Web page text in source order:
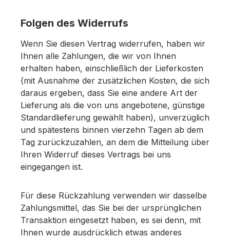
Folgen des Widerrufs
Wenn Sie diesen Vertrag widerrufen, haben wir
Ihnen alle Zahlungen, die wir von Ihnen
erhalten haben, einschließlich der Lieferkosten
(mit Ausnahme der zusätzlichen Kosten, die sich
daraus ergeben, dass Sie eine andere Art der
Lieferung als die von uns angebotene, günstige
Standardlieferung gewählt haben), unverzüglich
und spätestens binnen vierzehn Tagen ab dem
Tag zurückzuzahlen, an dem die Mitteilung über
Ihren Widerruf dieses Vertrags bei uns
eingegangen ist.
Für diese Rückzahlung verwenden wir dasselbe
Zahlungsmittel, das Sie bei der ursprünglichen
Transaktion eingesetzt haben, es sei denn, mit
Ihnen wurde ausdrücklich etwas anderes